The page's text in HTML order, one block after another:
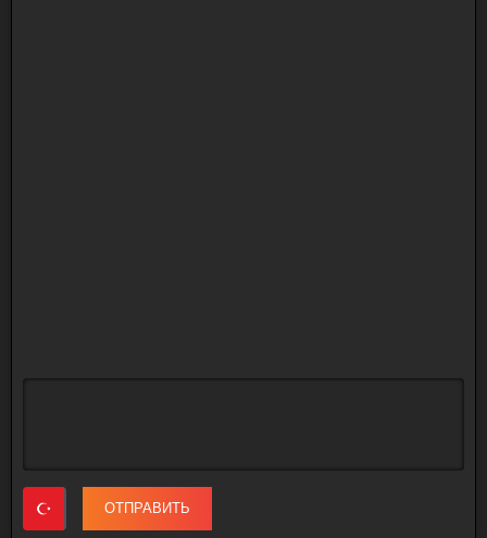
ОТПРАВИТЬ